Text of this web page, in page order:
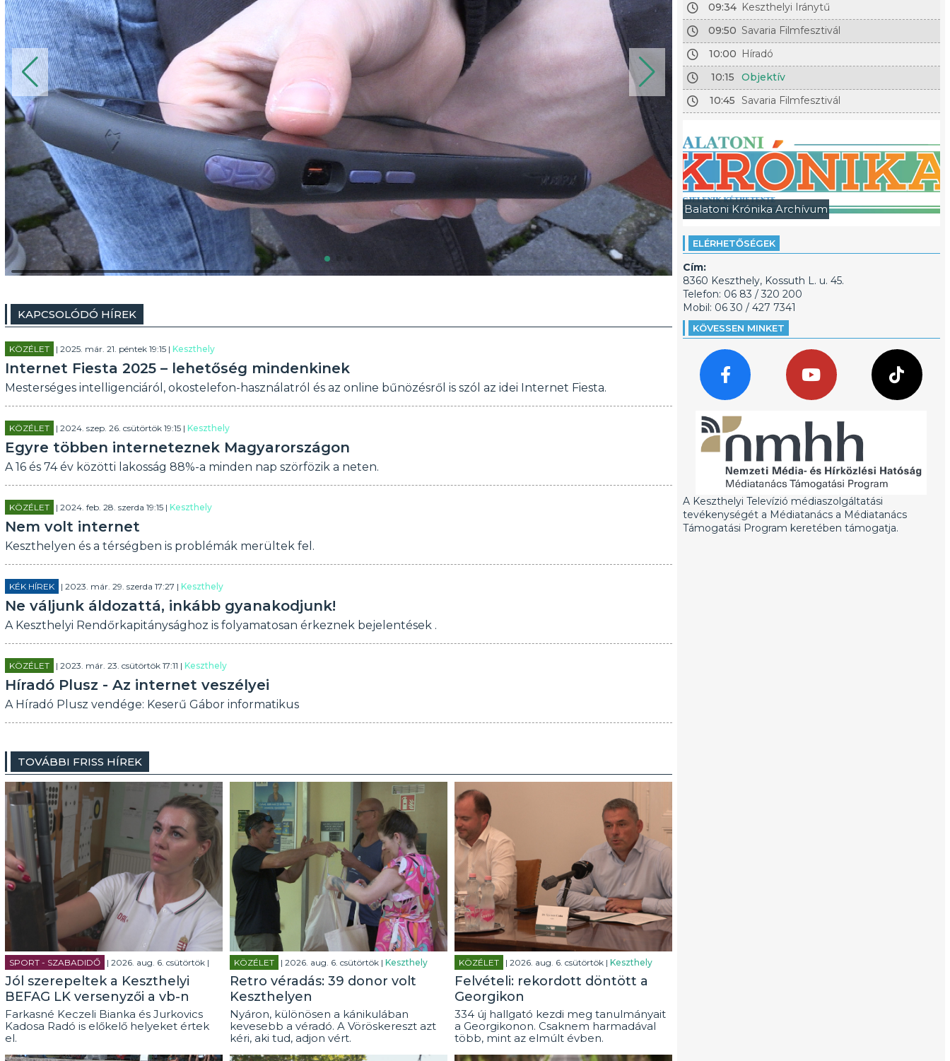
KAPCSOLÓDÓ HÍREK
KÖZÉLET | 2025. már. 21. péntek 19:15 | Keszthely
Internet Fiesta 2025 – lehetőség mindenkinek
Mesterséges intelligenciáról, okostelefon-használatról és az online bűnözésről is szól az idei Internet Fiesta.
KÖZÉLET | 2024. szep. 26. csütörtök 19:15 | Keszthely
Egyre többen interneteznek Magyarországon
A 16 és 74 év közötti lakosság 88%-a minden nap szörfözik a neten.
KÖZÉLET | 2024. feb. 28. szerda 19:15 | Keszthely
Nem volt internet
Keszthelyen és a térségben is problémák merültek fel.
KÉK HÍREK | 2023. már. 29. szerda 17:27 | Keszthely
Ne váljunk áldozattá, inkább gyanakodjunk!
A Keszthelyi Rendőrkapitánysághoz is folyamatosan érkeznek bejelentések .
KÖZÉLET | 2023. már. 23. csütörtök 17:11 | Keszthely
Híradó Plusz - Az internet veszélyei
A Híradó Plusz vendége: Keserű Gábor informatikus
TOVÁBBI FRISS HÍREK
SPORT - SZABADIDŐ | 2026. aug. 6. csütörtök |
Jól szerepeltek a Keszthelyi
BEFAG LK versenyzői a vb-n
Farkasné Keczeli Bianka és Jurkovics
Kadosa Radó is előkelő helyeket értek
el.
KÖZÉLET | 2026. aug. 6. csütörtök | Keszthely
Retro véradás: 39 donor volt
Keszthelyen
Nyáron, különösen a kánikulában
kevesebb a véradó. A Vöröskereszt azt
kéri, aki tud, adjon vért.
KÖZÉLET | 2026. aug. 6. csütörtök | Keszthely
Felvételi: rekordott döntött a
Georgikon
334 új hallgató kezdi meg tanulmányait
a Georgikonon. Csaknem harmadával
több, mint az elmúlt évben.
09:34 Keszthelyi Iránytű
09:50 Savaria Filmfesztivál
10:00 Híradó
10:15
Objektív
10:45 Savaria Filmfesztivál
Balatoni Krónika Archívum
ELÉRHETŐSÉGEK
Cím:
8360 Keszthely, Kossuth L. u. 45.
Telefon: 06 83 / 320 200
Mobil: 06 30 / 427 7341
KÖVESSEN MINKET
A Keszthelyi Televízió médiaszolgáltatási
tevékenységét a Médiatanács a Médiatanács
Támogatási Program keretében támogatja.